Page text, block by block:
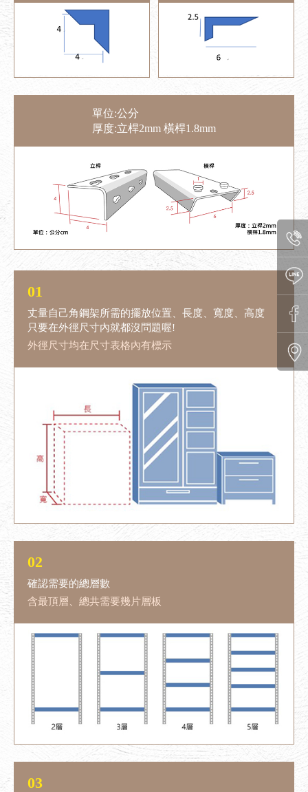
單位:公分
厚度:立桿2mm 橫桿1.8mm
01
丈量自己角鋼架所需的擺放位置、 長度、寬度、高度
只要在外徑尺寸內就都沒問題喔!
外徑尺寸均在尺寸表格內有標示
02
確認需要的總層數
含最頂層、總共需要幾片層板
03